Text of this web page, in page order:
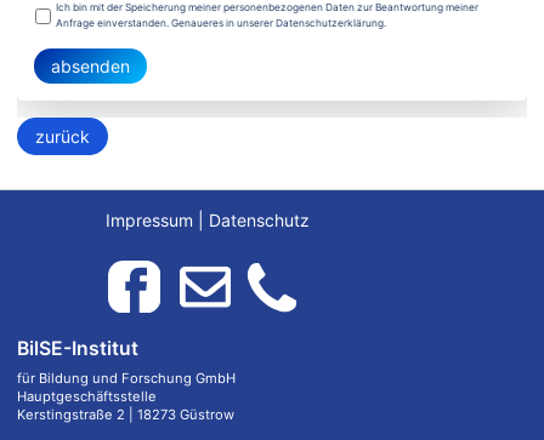
Ich bin mit der Speicherung meiner personenbezogenen Daten zur Beantwortung meiner
Anfrage einverstanden. Genaueres in unserer Datenschutzerklärung.
absenden
zurück
Impressum Datenschutz
BilSE-Institut
für Bildung und Forschung GmbH
Hauptgeschäftsstelle
Kerstingstraße 2 | 18273 Güstrow